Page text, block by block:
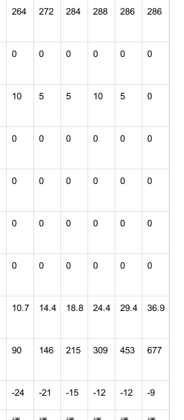
264 272 284 288 286 286
0 0 0 0 0 0
10 5 5 10 5 0
0 0 0 0 0 0
0 0 0 0 0 0
0 0 0 0 0 0
0 0 0 0 0 0
10.7 14.4 18.8 24.4 29.4 36.9
90 146 215 309 453 677
-24 -21 -15 -12 -12 -9